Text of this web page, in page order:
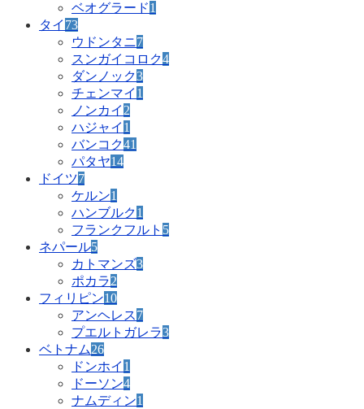
ベオグラード1
タイ 73
ウドンタニ7
スンガイコロク4
ダンノック3
チェンマイ 1
ノンカイ 2
ハジャイ 1
バンコク41
パタヤ14
ドイツ7
ケルン1
ハンブルク1
フランクフルト 5
ネパール5
カトマンズ3
ポカラ2
フィリピン10
アンヘレス7
プエルトガレラ3
ベトナム26
ドンホイ 1
ドーソン4
ナムディン1